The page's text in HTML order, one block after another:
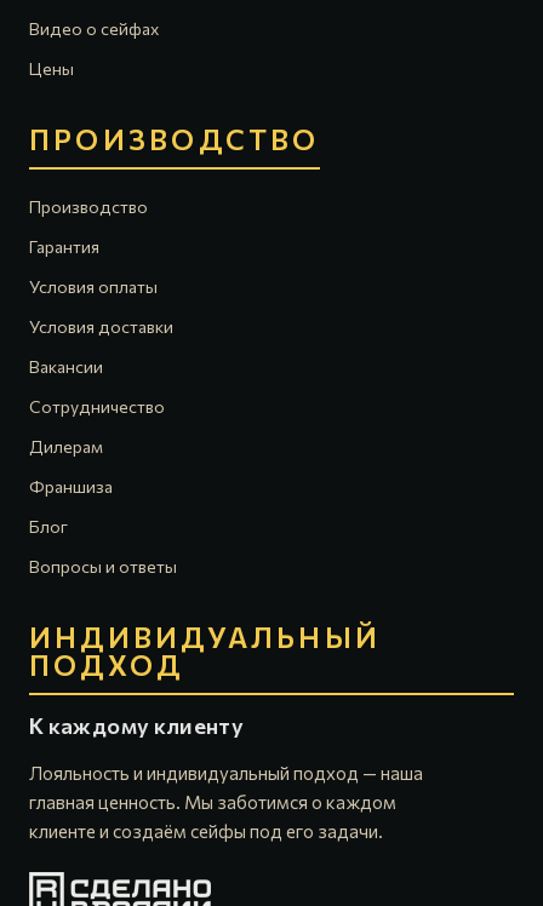
Видео о сейфах
Цены
ПРОИЗВОДСТВО
Производство
Гарантия
Условия оплаты
Условия доставки
Вакансии
Сотрудничество
Дилерам
Франшиза
Блог
Вопросы и ответы
ИНДИВИДУАЛЬНЫЙ
ПОДХОД
К каждому клиенту
Лояльность и индивидуальный подход — наша
главная ценность. Мы заботимся о каждом
клиенте и создаём сейфы под его задачи.